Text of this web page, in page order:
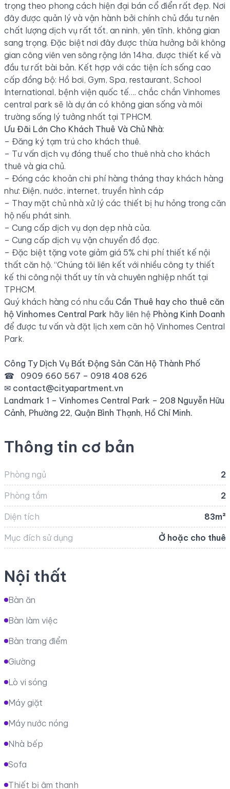
trọng theo phong cách hiện đại bán cổ điển rất đẹp. Nơi
đây được quản lý và vận hành bởi chính chủ đầu tư nên
chất lượng dịch vụ rất tốt, an ninh, yên tĩnh, không gian
sang trọng. Đặc biệt nơi đây được thừa hưởng bởi không
gian công viên ven sông rộng lớn 14ha, được thiết kế và
đầu tư rất bài bản. Kết hợp với các tiện ích sống cao
cấp đồng bộ: Hồ bơi, Gym, Spa, restaurant, School
International, bệnh viện quốc tế…. chắc chắn Vinhomes
central park sẽ là dự án có không gian sống và môi
trường sống lý tưởng nhất tại TPHCM.
Ưu Đãi Lớn Cho Khách Thuê Và Chủ Nhà:
– Đăng ký tạm trú cho khách thuê.
– Tư vấn dịch vụ đóng thuế cho thuê nhà cho khách
thuê và gia chủ.
– Đóng các khoản chi phí hàng tháng thay khách hàng
như: Điện, nước, internet, truyền hình cáp
– Thay mặt chủ nhà xử lý các thiết bị hư hỏng trong căn
hộ nếu phát sinh.
– Cung cấp dịch vụ dọn dẹp nhà của.
– Cung cấp dịch vụ vận chuyển đồ đạc.
– Đặc biệt tặng vote giảm giá 5% chi phí thiết kế nội
thất căn hộ. “Chúng tôi liên kết với nhiều công ty thiết
kế thi công nội thất uy tín và chuyên nghiệp nhất tại
TPHCM.
Quý khách hàng có nhu cầu Cần Thuê hay cho thuê căn
hộ Vinhomes Central Park hãy liên hệ Phòng Kinh Doanh
để được tư vấn và đặt lịch xem căn hộ Vinhomes Central
Park.
Công Ty Dịch Vụ Bất Động Sản Căn Hộ Thành Phố
☎
0909 660 567 – 0918 408 626
✉ contact@cityapartment.vn
Landmark 1 – Vinhomes Central Park – 208 Nguyễn Hữu
Cảnh, Phường 22, Quận Bình Thạnh, Hồ Chí Minh.
Thông tin cơ bản
Phòng ngủ 2
Phòng tắm 2
Diện tích 83m²
Mục đích sử dụng Ở hoặc cho thuê
Nội thất
Bàn ăn
Bàn làm việc
Bàn trang điểm
Giường
Lò vi sóng
Máy giặt
Máy nước nóng
Nhà bếp
Sofa
Thiết bị âm thanh